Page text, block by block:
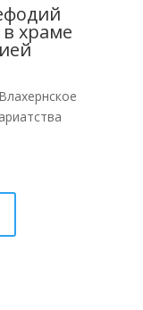
храме
Влахернское